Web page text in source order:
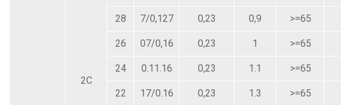
2C
28 7/0,127 0,23 0,9 >=65
26 07/0,16 0,23 1 >=65
24 0.11.16 0,23 1.1 >=65
22 17/0.16 0,23 1.3 >=65